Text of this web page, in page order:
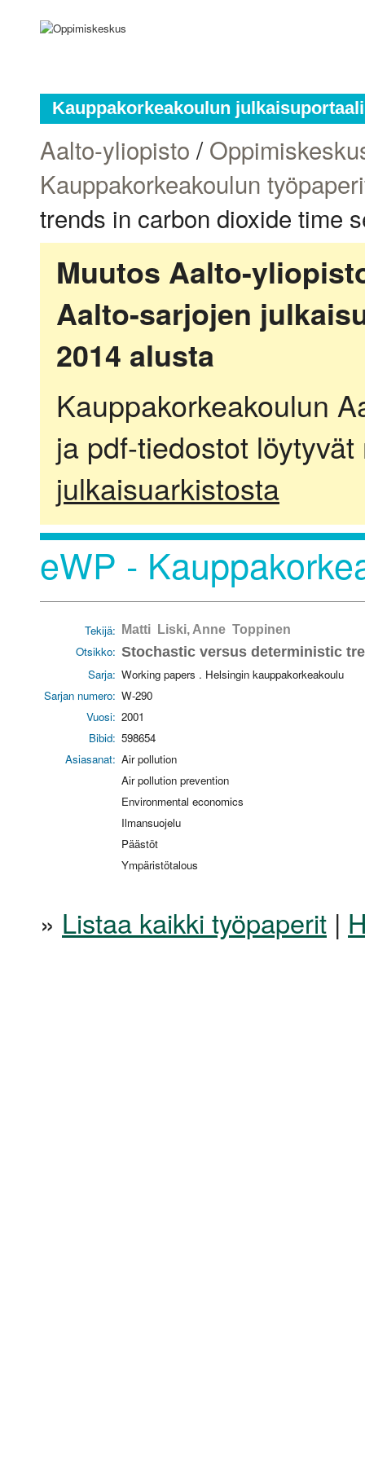
Kauppakorkeakoulun julkaisuportaali
Aalto-yliopisto /
Kauppakorkeakoulun
trends in carbon dioxide time
Muutos Aalto-
Aalto-sarjojen
2014 alusta
Kauppakorkeakoulun
ja pdf-tiedostot
julkaisuarkistosta
eWP -
Tekijä: Matti Liski, Anne Toppinen
Otsikko: Stochastic versus deterministic
Sarja: Working papers . Helsingin kauppakorkeakoulu
Sarjan numero: W-290
Vuosi: 2001
Bibid: 598654
Asiasanat: Air pollution
Air pollution prevention
Environmental economics
Ilmansuojelu
Päästöt
Ympäristötalous
» Listaa kaikki työpaperit |